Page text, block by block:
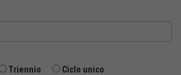
Triennio Ciclo unico